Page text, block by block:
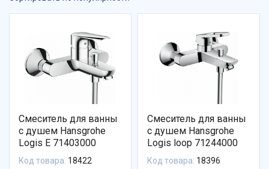
Смеситель для ванны
с душем Hansgrohe
Logis E 71403000
Код товара: 18422
Смеситель для ванны
с душем Hansgrohe
Logis loop 71244000
Код товара: 18396